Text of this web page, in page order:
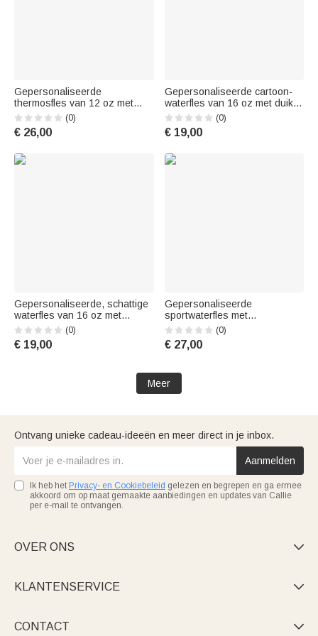
Gepersonaliseerde
thermosfles van 12 oz met
cartoonvoetbalfiguur, naam en
nummer – Cadeau voor het
nieuwe schooljaar of een
voetballer
(0)
€ 26,00
Gepersonaliseerde cartoon-
waterfles van 16 oz met duiker
en zeedieren, voorzien van
naam en rietje – cadeau voor
de zomervakantie, het nieuwe
voor meisjes en jongens
(0)
€ 19,00
Gepersonaliseerde, schattige
waterfles van 16 oz met
stripfiguur, rietje en naam –
ideaal voor buitenactiviteiten,
het nieuwe schooljaar en als
jongens en meisjes, studenten
(0)
€ 19,00
Gepersonaliseerde
sportwaterfles met
cartoonafbeelding van een
Australische voetballer, naam
in kleurverloop, BPA-vrij, met
een wedstrijddag of verjaardag
voor AFL-liefheb
(0)
€ 27,00
Meer
Ontvang unieke cadeau-ideeën en meer direct in je inbox.
Aanmelden
Ik heb het Privacy- en Cookiebeleid gelezen en begrepen en ga ermee
akkoord om op maat gemaakte aanbiedingen en updates van Callie
per e-mail te ontvangen.
OVER ONS 
KLANTENSERVICE 
CONTACT 